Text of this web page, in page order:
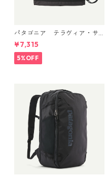
パタゴニア テラヴィア・サ
コッシュ 3L (カラー Black)
Patagonia Terravia Sacoche
Bag 3L 日本正規品 製品番号
48835
¥7,315
5%OFF